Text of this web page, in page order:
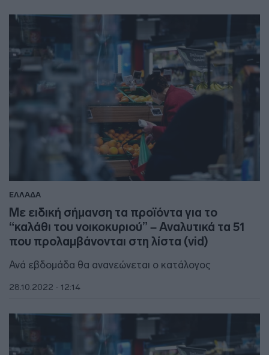
ΕΛΛΑΔΑ
Με ειδική σήμανση τα προϊόντα για το
“καλάθι του νοικοκυριού” – Αναλυτικά τα 51
που προλαμβάνονται στη λίστα (vid)
Ανά εβδομάδα θα ανανεώνεται ο κατάλογος
28.10.2022 - 12:14